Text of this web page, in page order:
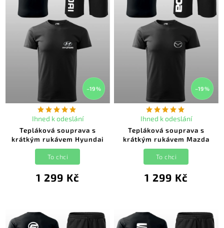
–19 %
Tepláková souprava s
krátkým rukávem Hyundai
Ihned k odeslání
1 299 Kč
To chci
–19 %
Tepláková souprava s
krátkým rukávem Mazda
Ihned k odeslání
1 299 Kč
To chci